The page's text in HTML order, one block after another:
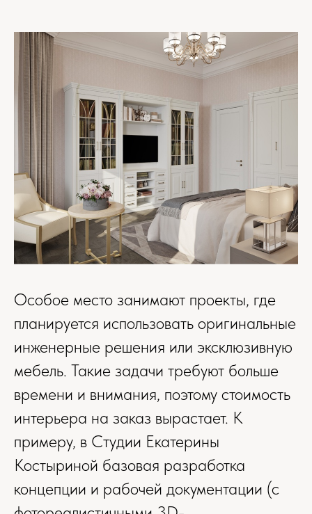
Особое место занимают проекты, где
планируется использовать оригинальные
инженерные решения или эксклюзивную
мебель. Такие задачи требуют больше
времени и внимания, поэтому стоимость
интерьера на заказ вырастает. К
примеру, в Студии Екатерины
Костыриной базовая разработка
концепции и рабочей документации (с